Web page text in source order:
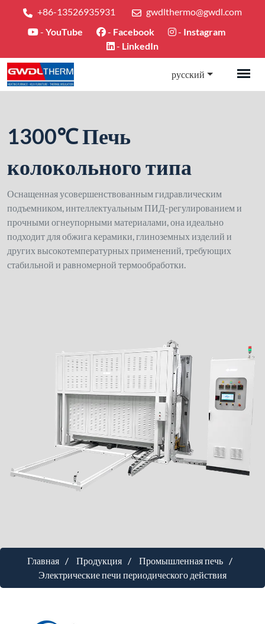
+86-13526935931
gwdlthermo@gwdl.com
- YouTube - Facebook - Instagram
- LinkedIn
русский
1300℃ Печь
колокольного типа
Оснащенная усовершенствованным гидравлическим
подъемником, интеллектуальным ПИД-регулированием и
прочными огнеупорными материалами, она идеально
подходит для обжига керамики, глиноземных изделий и
других высокотемпературных применений, требующих
стабильной и равномерной термообработки.
Главная Продукция
Промышленная печь
Электрические печи периодического действия